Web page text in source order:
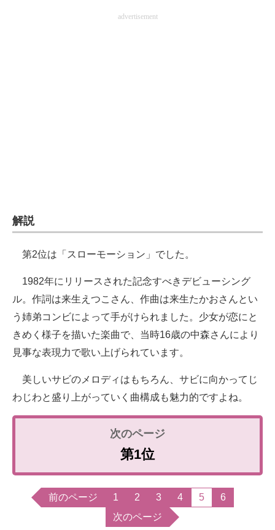
advertisement
解説
第2位は「スローモーション」でした。
1982年にリリースされた記念すべきデビューシング
ル。作詞は来生えつこさん、作曲は来生たかおさんとい
う姉弟コンビによって手がけられました。少女が恋にと
きめく様子を描いた楽曲で、当時16歳の中森さんにより
見事な表現力で歌い上げられています。
美しいサビのメロディはもちろん、サビに向かってじ
わじわと盛り上がっていく曲構成も魅力的ですよね。
第1位
前のページ 1 2 3 4 5
6
次のページ